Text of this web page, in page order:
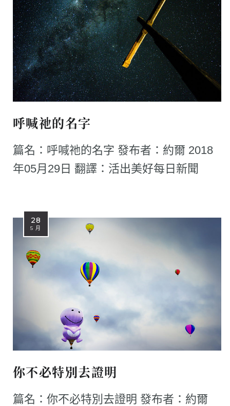
呼喊祂的名字
篇名：呼喊祂的名字 發布者：約爾 2018
年05月29日 翻譯：活出美好每日新聞
28
5 月
你不必特別去證明
篇名：你不必特別去證明 發布者：約爾